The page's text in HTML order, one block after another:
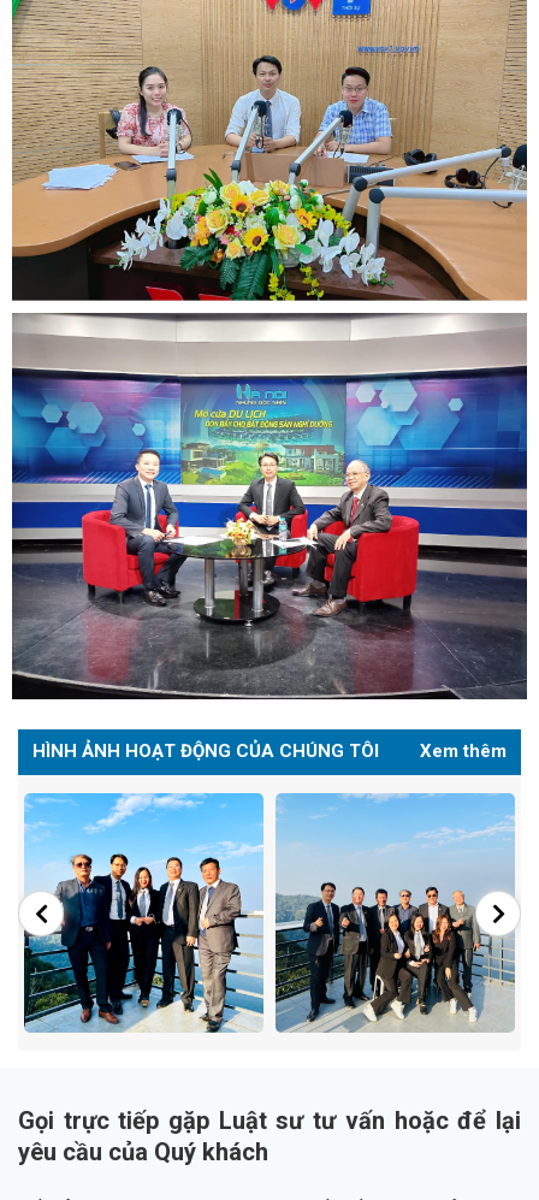
HÌNH ẢNH HOẠT ĐỘNG CỦA CHÚNG TÔI Xem thêm
Gọi trực tiếp gặp Luật sư tư vấn hoặc để lại
yêu cầu của Quý khách